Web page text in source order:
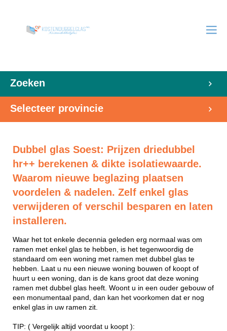
Zoeken
Selecteer provincie
Dubbel glas Soest: Prijzen driedubbel
hr++ berekenen & dikte isolatiewaarde.
Waarom nieuwe beglazing plaatsen
voordelen & nadelen. Zelf enkel glas
verwijderen of verschil besparen en laten
installeren.
Waar het tot enkele decennia geleden erg normaal was om
ramen met enkel glas te hebben, is het tegenwoordig de
standaard om een woning met ramen met dubbel glas te
hebben. Laat u nu een nieuwe woning bouwen of koopt of
huurt u een woning, dan is de kans groot dat deze woning
ramen met dubbel glas heeft. Woont u in een ouder gebouw of
een monumentaal pand, dan kan het voorkomen dat er nog
enkel glas in uw ramen zit.
TIP: ( Vergelijk altijd voordat u koopt ):